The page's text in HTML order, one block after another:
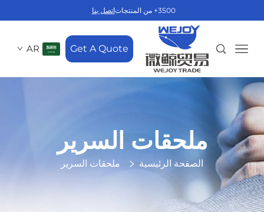
3500+ من المنتجات اتصل بنا
Get A Quote
AR
ملحقات السرير
الصفحة الرئيسية ملحقات السرير